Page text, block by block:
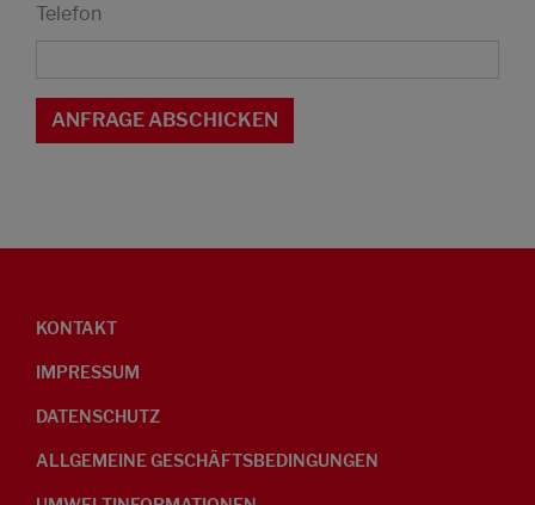
Telefon
KONTAKT
IMPRESSUM
DATENSCHUTZ
ALLGEMEINE GESCHÄFTSBEDINGUNGEN